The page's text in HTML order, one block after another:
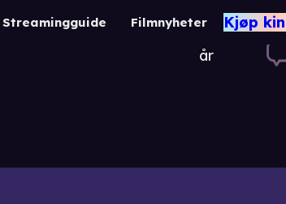
Streamingguide Filmnyheter Kjøp
år
1 t. 58